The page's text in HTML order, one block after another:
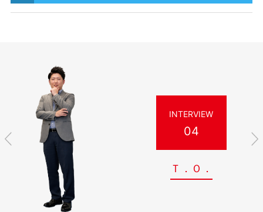
INTERVIEW
04
Ｔ．Ｏ．